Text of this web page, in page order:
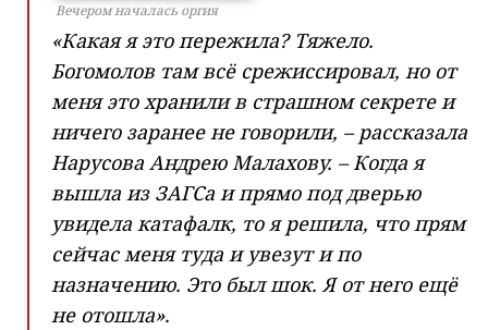
Вечером началась оргия
«Какая я это пережила? Тяжело.
Богомолов там всё срежиссировал, но от
меня это хранили в страшном секрете и
ничего заранее не говорили, – рассказала
Нарусова Андрею Малахову. – Когда я
вышла из ЗАГСа и прямо под дверью
увидела катафалк, то я решила, что прям
сейчас меня туда и увезут и по
назначению. Это был шок. Я от него ещё
не отошла».